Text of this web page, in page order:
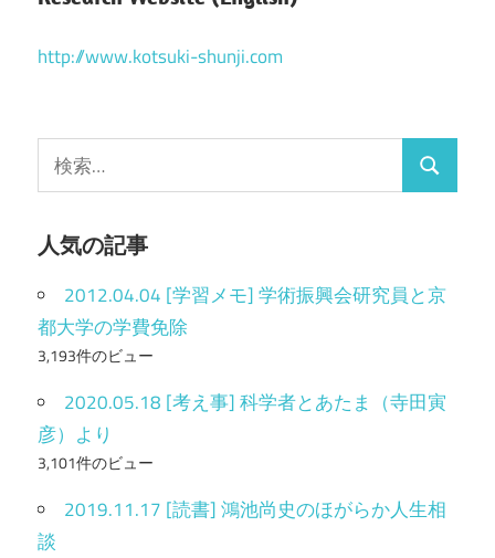
http://www.kotsuki-shunji.com
検
索
検
人気の記事
2012.04.04 [学習メモ] 学術振興会研究員と京
都大学の学費免除
3,193件のビュー
2020.05.18 [考え事] 科学者とあたま（寺田寅
彦）より
3,101件のビュー
2019.11.17 [読書] 鴻池尚史のほがらか人生相
談